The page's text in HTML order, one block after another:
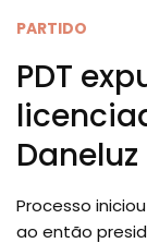
PARTIDO
PDT
Daneluz
Processo
ao então